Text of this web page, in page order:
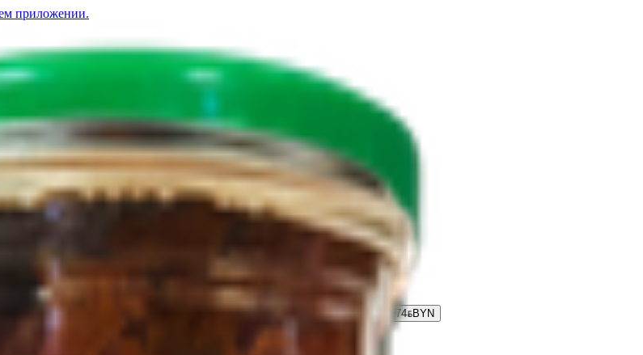
приложении.
из свежей капусты Солянка «KLADOVKA» из свежей капусты 4.74BYNBYN